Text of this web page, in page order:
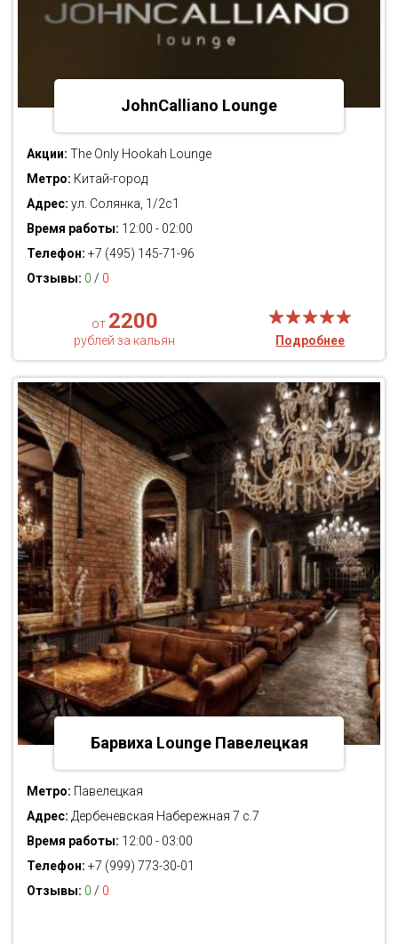
JohnCalliano Lounge
Акции: The Only Hookah Lounge
Метро: Китай-город
Адрес: ул. Солянка, 1/2с1
Время работы: 12:00 - 02:00
Телефон: +7 (495) 145-71-96
Отзывы: 0 / 0
от 2200
рублей за кальян Подробнее
Барвиха Lounge Павелецкая
Метро: Павелецкая
Адрес: Дербеневская Набережная 7 с.7
Время работы: 12:00 - 03:00
Телефон: +7 (999) 773-30-01
Отзывы: 0 / 0